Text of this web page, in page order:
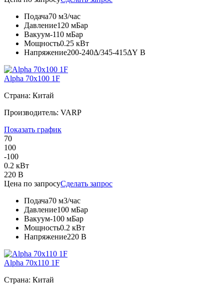
Подача70 м3/час
Давление120 мБар
Вакуум-110 мБар
Мощность0.25 кВт
Напряжение200-240Δ/345-415ΔY В
Alpha 70x100 1F
Страна: Китай
Производитель: VARP
Показать график
70
100
-100
0.2 кВт
220 В
Цена по запросуСделать запрос
Подача70 м3/час
Давление100 мБар
Вакуум-100 мБар
Мощность0.2 кВт
Напряжение220 В
Alpha 70x110 1F
Страна: Китай